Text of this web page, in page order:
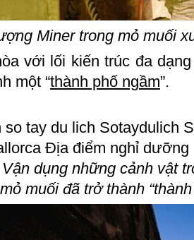
Miner trong mỏ muối
với lối kiến trúc đa
một “thành phố ngầm”.
Vận dụng những cảnh vật
muối đã trở thành